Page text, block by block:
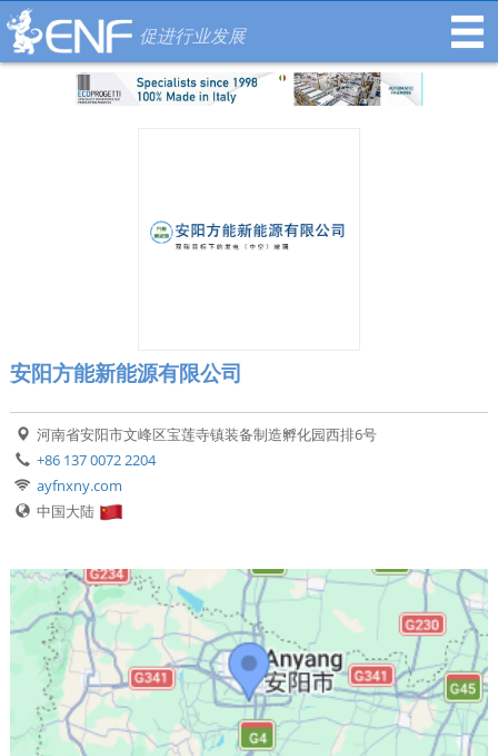
促进行业发展
安阳方能新能源有限公司
河南省安阳市文峰区宝莲寺镇装备制造孵化园西排6号
+86 137 0072 2204
ayfnxny.com
中国大陆